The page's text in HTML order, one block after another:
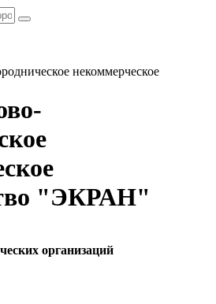
некоммерческое
"ЭКРАН"
организаций